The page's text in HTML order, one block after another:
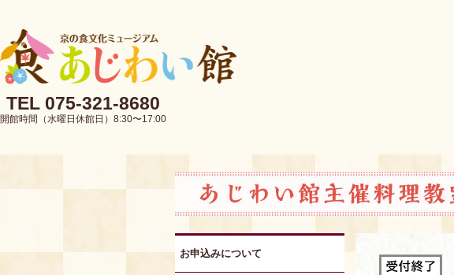
TEL 075-321-8680
開館時間（水曜日休館日）8:30〜17:00
お申込みについて